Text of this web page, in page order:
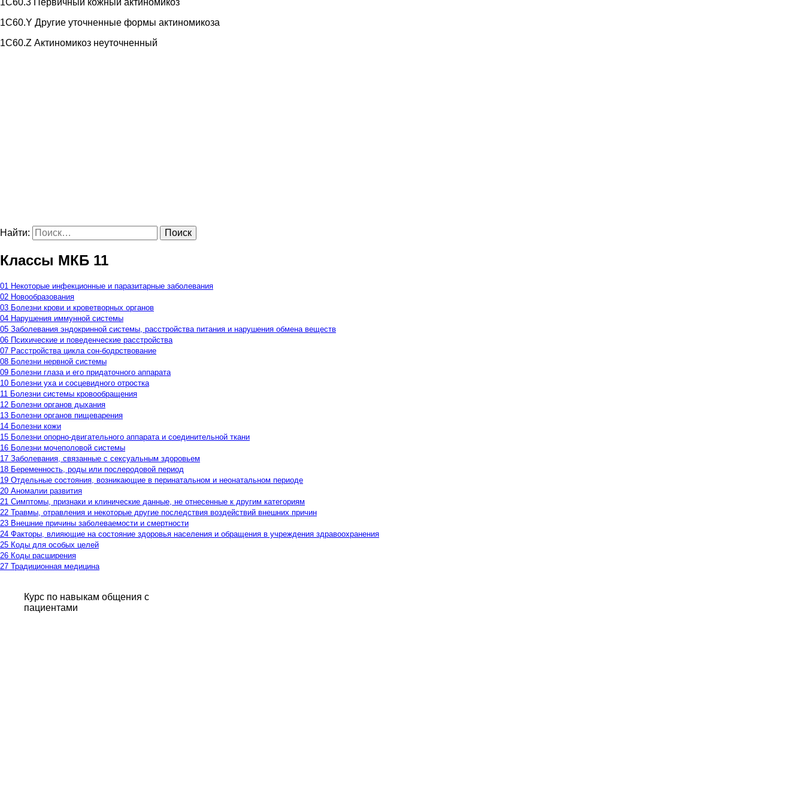
1C60.Y Другие уточненные формы актиномикоза
1C60.Z Актиномикоз неуточненный
Найти:
Классы МКБ 11
01 Некоторые инфекционные и паразитарные заболевания
02 Новообразования
03 Болезни крови и кроветворных органов
04 Нарушения иммунной системы
05 Заболевания эндокринной системы, расстройства питания и нарушения обмена веществ
06 Психические и поведенческие расстройства
07 Расстройства цикла сон-бодрствование
08 Болезни нервной системы
09 Болезни глаза и его придаточного аппарата
10 Болезни уха и сосцевидного отростка
11 Болезни системы кровообращения
12 Болезни органов дыхания
13 Болезни органов пищеварения
14 Болезни кожи
15 Болезни опорно-двигательного аппарата и соединительной ткани
16 Болезни мочеполовой системы
17 Заболевания, связанные с сексуальным здоровьем
18 Беременность, роды или послеродовой период
19 Отдельные состояния, возникающие в перинатальном и неонатальном периоде
20 Аномалии развития
21 Симптомы, признаки и клинические данные, не отнесенные к другим категориям
22 Травмы, отравления и некоторые другие последствия воздействий внешних причин
23 Внешние причины заболеваемости и смертности
24 Факторы, влияющие на состояние здоровья населения и обращения в учреждения здравоохранения
25 Коды для особых целей
26 Коды расширения
27 Традиционная медицина
Курс по навыкам общения с
пациентами